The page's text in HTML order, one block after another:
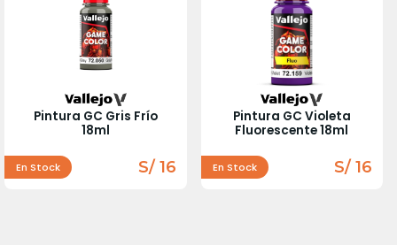
Pintura GC Gris Frío
18ml
En Stock S/ 16
Pintura GC Violeta
Fluorescente 18ml
En Stock S/ 16